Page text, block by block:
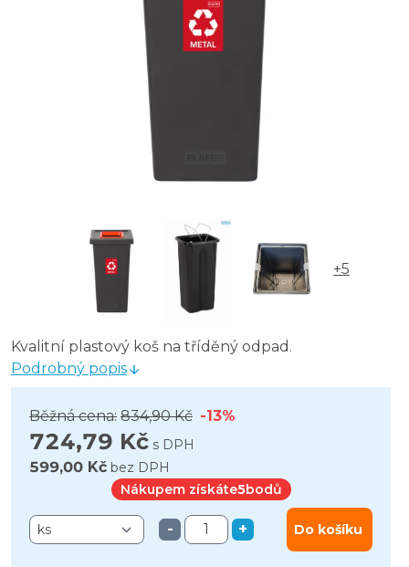
Odpadkový koš na tříděný odpad Fit Bin black 75 l,
Odpadkový koš na tříděný odpad Fit Bin black 75 l,
+5
Kvalitní plastový koš na tříděný odpad.
Podrobný popis
Běžná cena: 834,90 Kč -13%
724,79 Kč s DPH
599,00 Kč bez DPH
Nákupem získáte5bodů
- + Do košíku